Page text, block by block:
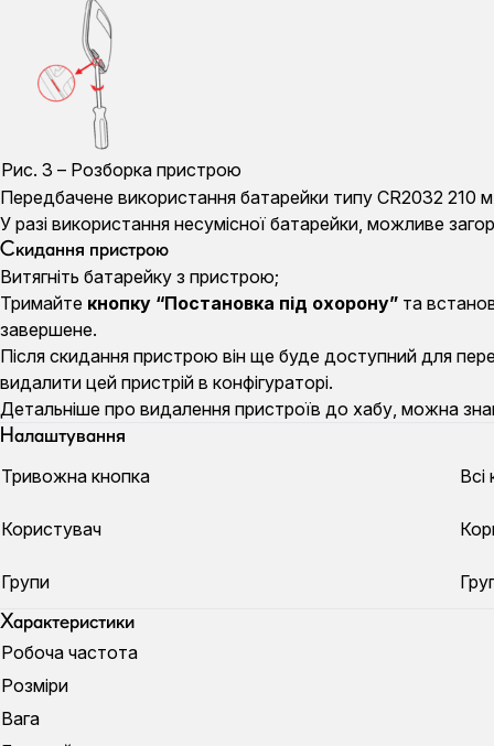
Рис. 3 – Розборка пристрою
Передбачене використання батарейки типу CR2032 210
У разі використання несумісної батарейки, можливе
Скидання пристрою
Витягніть батарейку з пристрою;
Тримайте кнопку “Постановка під охорону” та
завершене.
Після скидання пристрою він ще буде доступний для
видалити цей пристрій в конфігураторі.
Детальніше про видалення пристроїв до хабу, можна
Налаштування
Тривожна кнопка
Користувач
Групи
Характеристики
Робоча частота
Розміри
Вага